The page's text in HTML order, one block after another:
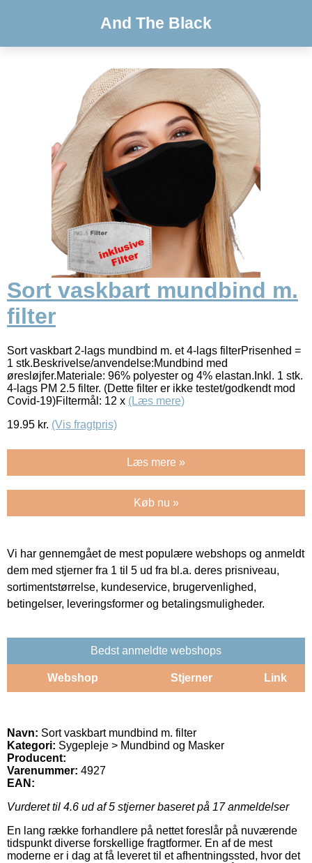
And The Black
Sort vaskbart mundbind m.
filter
Sort vaskbart 2-lags mundbind m. et 4-lags filterPrisenhed =
1 stk.Beskrivelse/anvendelse:Mundbind med
øresløjfer.Materiale: 96% polyester og 4% elastan.Inkl. 1 stk.
4-lags PM 2.5 filter. (Dette filter er ikke testet/godkendt mod
Covid-19)Filtermål: 12 x (Læs mere)
19.95 kr. (Vis fragtpris)
Læs mere »
Køb nu »
Vi har gennemgået de mest populære webshops og anmeldt
dem med stjerner fra 1 til 5 ud fra bl.a. deres prisniveau,
sortimentstørrelse, kundeservice, brugervenlighed,
betingelser, leveringsformer og betalingsmuligheder.
Bedst anmeldte webshops
Webshop Stjerner Link
Navn: Sort vaskbart mundbind m. filter
Kategori: Sygepleje > Mundbind og Masker
Producent:
Varenummer: 4927
EAN:
Vurderet til 4.6 ud af 5 stjerner baseret på 17anmeldelser
En lang række forhandlere på nettet foreslår på nuværende
tidspunkt diverse forskellige fragtformer. En af de mest
moderne er i dag at få leveret til et afhentningssted, hvor det